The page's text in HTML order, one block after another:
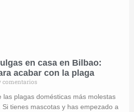
en casa en Bilbao:
acabar con la plaga
comentarios
las plagas domésticas más molestas
tienes mascotas y has empezado a